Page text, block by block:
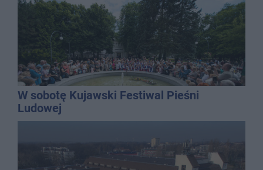
W sobotę Kujawski Festiwal Pieśni
Ludowej